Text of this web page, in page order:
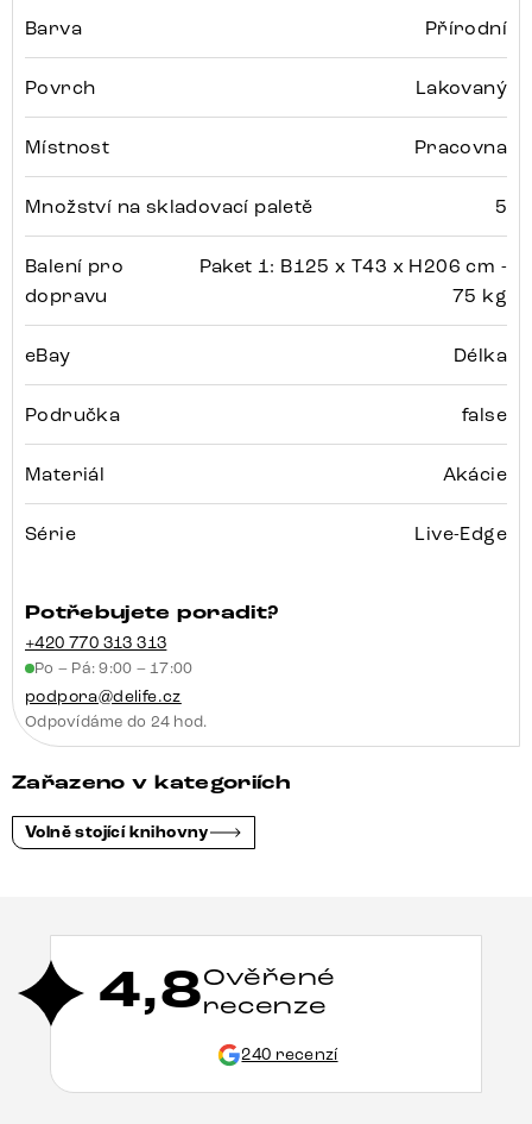
Barva Přírodní
Povrch Lakovaný
Místnost Pracovna
Množství na skladovací paletě 5
Balení pro
dopravu
Paket 1: B125 x T43 x H206 cm -
75 kg
eBay Délka
Područka false
Materiál Akácie
Série Live-Edge
Potřebujete poradit?
+420 770 313 313
Po – Pá: 9:00 – 17:00
podpora@delife.cz
Odpovídáme do 24 hod.
Zařazeno v kategoriích
Volně stojící knihovny
4,8Ověřené
recenze
240 recenzí